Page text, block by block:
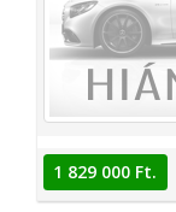
1 829 000 Ft.